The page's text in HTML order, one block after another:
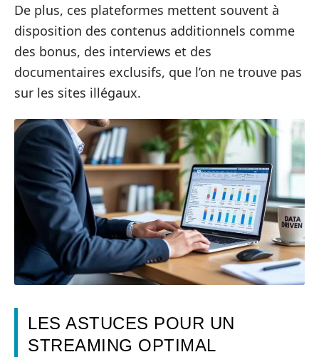
De plus, ces plateformes mettent souvent à
disposition des contenus additionnels comme
des bonus, des interviews et des
documentaires exclusifs, que l’on ne trouve pas
sur les sites illégaux.
LES ASTUCES POUR UN
STREAMING OPTIMAL